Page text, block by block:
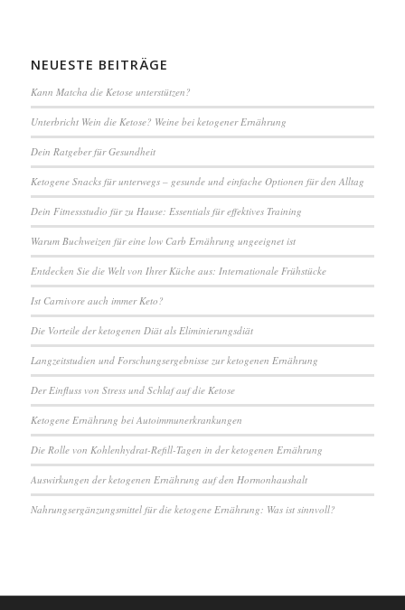
NEUESTE BEITRÄGE
Kann Matcha die Ketose unterstützen?
Unterbricht Wein die Ketose? Weine bei ketogener Ernährung
Dein Ratgeber für Gesundheit
Ketogene Snacks für unterwegs – gesunde und einfache Optionen für den Alltag
Dein Fitnessstudio für zu Hause: Essentials für effektives Training
Warum Buchweizen für eine low Carb Ernährung ungeeignet ist
Entdecken Sie die Welt von Ihrer Küche aus: Internationale Frühstücke
Ist Carnivore auch immer Keto?
Die Vorteile der ketogenen Diät als Eliminierungsdiät
Langzeitstudien und Forschungsergebnisse zur ketogenen Ernährung
Der Einfluss von Stress und Schlaf auf die Ketose
Ketogene Ernährung bei Autoimmunerkrankungen
Die Rolle von Kohlenhydrat-Refill-Tagen in der ketogenen Ernährung
Auswirkungen der ketogenen Ernährung auf den Hormonhaushalt
Nahrungsergänzungsmittel für die ketogene Ernährung: Was ist sinnvoll?